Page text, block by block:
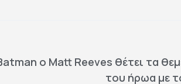
o Matt Reeves θέτει τα
του ήρωα με